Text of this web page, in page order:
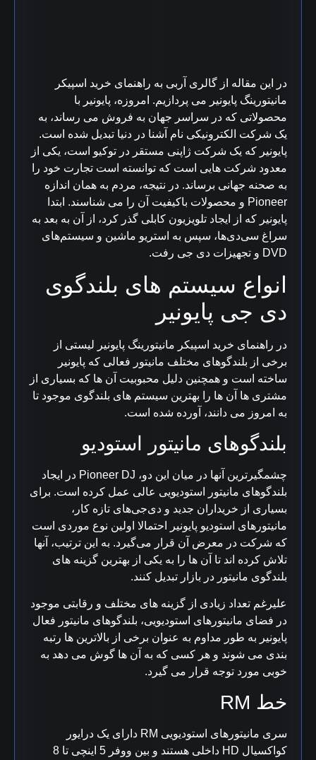
در این مقاله از گالری آربی به راهنمای خرید اسپیکر
مانیتورینگ پایونیر می پردازیم. امروزه، پایونیر با
محصولاتی که در سراسر جهان به فروش می رساند، به
یک شرکت الکترونیکی نام آشنا در دنیا تبدیل شده است.
پایونیر که یک شرکت ژاپنی مستقر در توکیو است، یکی از
معدود شرکت هایی است که توانسته است تجارت خود را
به صحنه جهانی برساند. در نتیجه، مردم به همان اندازه
Pioneer و محصولات باکیفیت آن را می شناسند.
ابتدا
پایونیر که از ایجاد تلویزیون کابلی گذر کرد، از آن به بعد به
سراغ سی‌دی‌ها، سپس به استریو ماشین و سیستم‌های
DVD و تجهیزات دی جی رفت.
انواع سیستم های بلندگوی
دی جی پایونیر
در راهنمای خرید اسپیکر مانیتورینگ پایونیر لیستی از
برخی از بلندگوهای مختلف مانیتور فعالی که پایونیر
ساخته است و همچنین دلیل محبوبیت آن ها که بسیاری از
مشتری ها آن ها را بهترین سیستم های بلندگوی موجود تا
به امروز می دانند، آورده شده است.
بلندگوهای مانیتور استودیو
چشمگیرترین آنها در میان این دو، Pioneer DJ در ایجاد
بلندگوهای مانیتور استودیویی عالی عمل کرده است. برای
بسیاری از خریداران جدید و دی‌جی‌های تازه کار،
مانیتورهای استودیو پایونیر احتمالا اولین نوع موردی است
که شرکت در معرض آن قرار می‌گیرد. به این ترتیب، آنها
تلاش کرده اند تا آن ها را به یکی از بهترین گزینه های
بلندگوی مانیتور در بازار تبدیل کنند.
علیرغم تعداد زیادی از گزینه های مختلف و رقابتی موجود
در فضای مانیتورهای استودیویی، بلندگوهای مانیتور فعال
پایونیر به طور مداوم به عنوان برخی از بالاترین ها رتبه
بندی می شوند و هر کسی که به آن ها گوش می دهد به
خوبی مورد توجه قرار می گیرد.
خط RM
سری مانیتورهای استودیویی RM دارای یک درایور
کواکسیال HD داخلی هستند و بین ووفر 5 اینچی تا 8